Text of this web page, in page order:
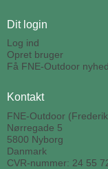
Dit login
Log ind
Opret bruger
Få FNE-Outdoor
Kontakt
FNE-Outdoor
Nørregade 5
5800 Nyborg
Danmark
CVR-nummer: 24 55